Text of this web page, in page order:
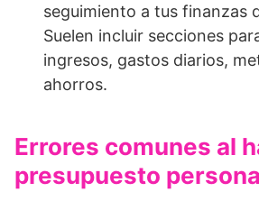
seguimiento a tus finanzas
Suelen incluir secciones
ingresos, gastos diarios,
ahorros.
Errores comunes al
presupuesto